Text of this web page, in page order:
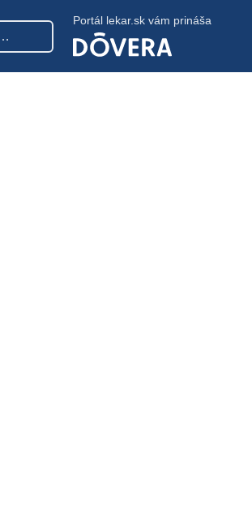
Portál lekar.sk vám prináša